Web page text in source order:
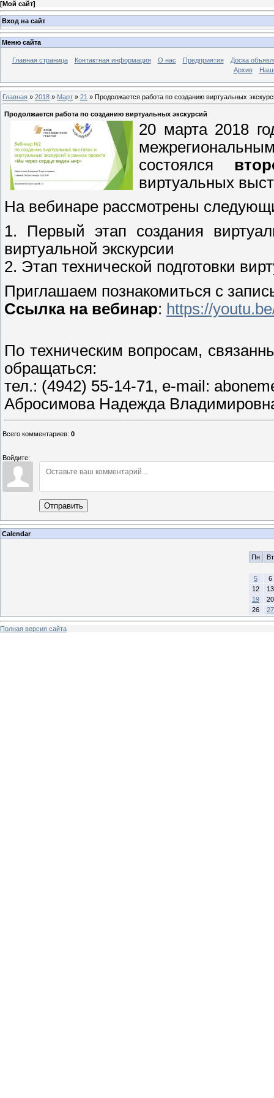
[Мой сайт]
Вход на сайт
Меню сайта
Главная страница Контактная информация О нас Предприятия
Доска
Архив
Главная » 2018 » Март » 21 » Продолжается работа по созданию виртуальных
Продолжается работа по созданию виртуальных экскурсий
20 марта 2018
состоялся
виртуальных
На вебинаре рассмотрены
1. Первый этап создания
виртуальной экскурсии
2. Этап технической подготовки
Приглашаем познакомиться с
Ссылка на вебинар: https://
По техническим вопросам,
обращаться:
тел.: (4942) 55-14-71, е-mail:
Абросимова Надежда
Всего комментариев: 0
Войдите:
Отправить
Calendar
Пн Вт
5
6
12
13
19
20
26
27
Полная версия сайта